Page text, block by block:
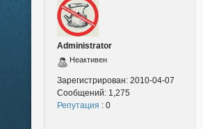
Administrator
Неактивен
Зарегистрирован: 2010-04-07
Сообщений: 1,275
Репутация : 0